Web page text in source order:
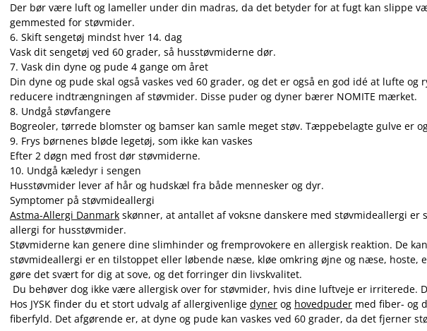
Der bør være luft og lameller under din madras, da det betyder for at fugt kan slippe
gemmested for støvmider.
6. Skift sengetøj mindst hver 14. dag
Vask dit sengetøj ved 60 grader, så husstøvmiderne dør.
7. Vask din dyne og pude 4 gange om året
Din dyne og pude skal også vaskes ved 60 grader, og det er også en god idé at
reducere indtrængningen af støvmider. Disse puder og dyner bærer NOMITE mærket.
8. Undgå støvfangere
Bogreoler, tørrede blomster og bamser kan samle meget støv. Tæppebelagte gulve er
9. Frys børnenes bløde legetøj, som ikke kan vaskes
Efter 2 døgn med frost dør støvmiderne.
10. Undgå kæledyr i sengen
Husstøvmider lever af hår og hudskæl fra både mennesker og dyr.
Symptomer på støvmideallergi
Astma-Allergi Danmark skønner, at antallet af voksne danskere med støvmideallergi
allergi for husstøvmider.
Støvmiderne kan genere dine slimhinder og fremprovokere en allergisk reaktion. De
støvmideallergi er en tilstoppet eller løbende næse, kløe omkring øjne og næse,
gøre det svært for dig at sove, og det forringer din livskvalitet.
Du behøver dog ikke være allergisk over for støvmider, hvis dine luftveje er
Hos JYSK finder du et stort udvalg af allergivenlige dyner og hovedpuder med fiber- og
fiberfyld. Det afgørende er, at dyne og pude kan vaskes ved 60 grader, da det fjerner